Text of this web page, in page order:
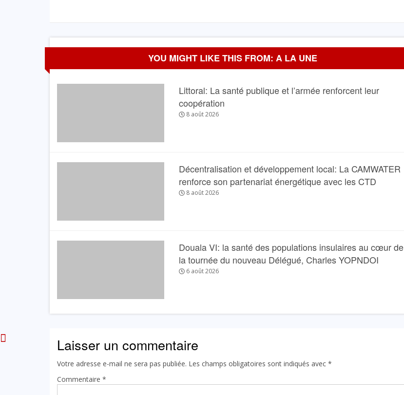
YOU MIGHT LIKE THIS FROM: A LA UNE
Littoral: La santé publique et l’armée renforcent leur
coopération
8 août 2026
Décentralisation et développement local: La CAMWATER
renforce son partenariat énergétique avec les CTD
8 août 2026
Douala VI: la santé des populations insulaires au cœur de
la tournée du nouveau Délégué, Charles YOPNDOI
6 août 2026
Laisser un commentaire
Votre adresse e-mail ne sera pas publiée. Les champs obligatoires sont indiqués avec *
Commentaire *